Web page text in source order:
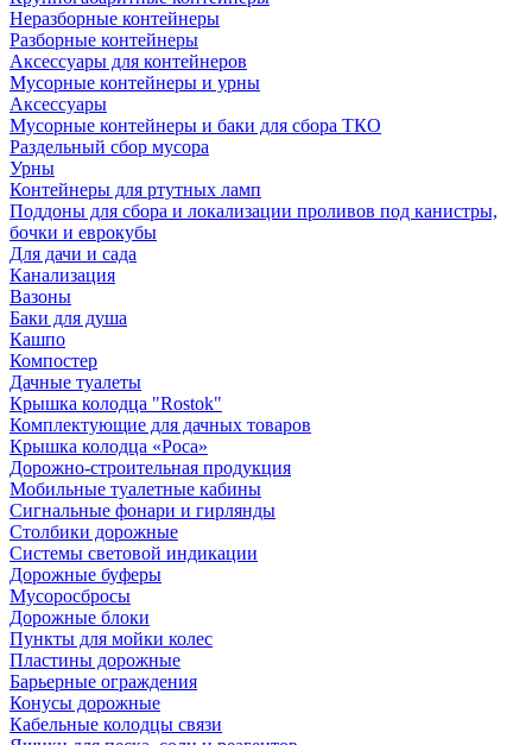
Неразборные контейнеры
Разборные контейнеры
Аксессуары для контейнеров
Мусорные контейнеры и урны
Аксессуары
Мусорные контейнеры и баки для сбора ТКО
Раздельный сбор мусора
Урны
Контейнеры для ртутных ламп
Поддоны для сбора и локализации проливов под канистры,
бочки и еврокубы
Для дачи и сада
Канализация
Вазоны
Баки для душа
Кашпо
Компостер
Дачные туалеты
Крышка колодца "Rostok"
Комплектующие для дачных товаров
Крышка колодца «Роса»
Дорожно-строительная продукция
Мобильные туалетные кабины
Сигнальные фонари и гирлянды
Столбики дорожные
Системы световой индикации
Дорожные буферы
Мусоросбросы
Дорожные блоки
Пункты для мойки колес
Пластины дорожные
Барьерные ограждения
Конусы дорожные
Кабельные колодцы связи